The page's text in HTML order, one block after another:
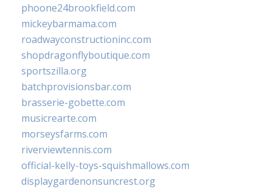
phoone24brookfield.com
mickeybarmama.com
roadwayconstructioninc.com
shopdragonflyboutique.com
sportszilla.org
batchprovisionsbar.com
brasserie-gobette.com
musicrearte.com
morseysfarms.com
riverviewtennis.com
official-kelly-toys-squishmallows.com
displaygardenonsuncrest.org